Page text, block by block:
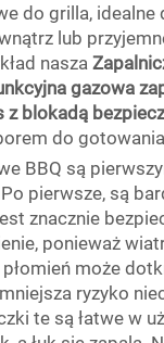
do grilla, idealne
lub
nasza
gazowa
z blokadą
do
BBQ są
pierwsze, są
znacznie
ponieważ
może
ryzyko
te są łatwe w